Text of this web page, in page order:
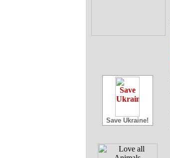
Save Ukraine!